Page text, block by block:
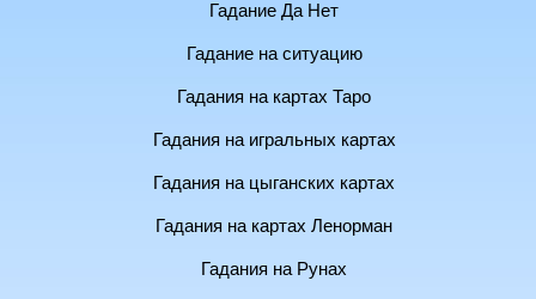
Гадание Да Нет
Гадание на ситуацию
Гадания на картах Таро
Гадания на игральных картах
Гадания на цыганских картах
Гадания на картах Ленорман
Гадания на Рунах